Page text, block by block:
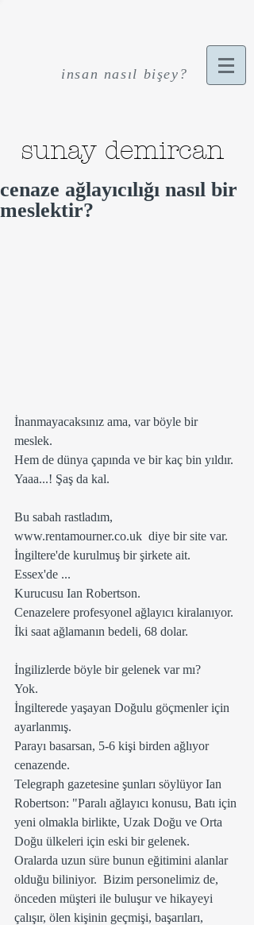
insan nasıl bişey?
sunay demircan
cenaze ağlayıcılığı nasıl bir
meslektir?
İnanmayacaksınız ama, var böyle bir
meslek.
Hem de dünya çapında ve bir kaç bin yıldır.
Yaaa...! Şaş da kal.
Bu sabah rastladım,
www.rentamourner.co.uk  diye bir site var.
İngiltere'de kurulmuş bir şirkete ait.
Essex'de ...
Kurucusu Ian Robertson.
Cenazelere profesyonel ağlayıcı kiralanıyor.
İki saat ağlamanın bedeli, 68 dolar.
İngilizlerde böyle bir gelenek var mı?
Yok.
İngilterede yaşayan Doğulu göçmenler için
ayarlanmış.
Parayı basarsan, 5-6 kişi birden ağlıyor
cenazende.
Telegraph gazetesine şunları söylüyor Ian
Robertson: "Paralı ağlayıcı konusu, Batı için
yeni olmakla birlikte, Uzak Doğu ve Orta
Doğu ülkeleri için eski bir gelenek.
Oralarda uzun süre bunun eğitimini alanlar
olduğu biliniyor.  Bizim personelimiz de,
önceden müşteri ile buluşur ve hikayeyi
çalışır, ölen kişinin geçmişi, başarıları,